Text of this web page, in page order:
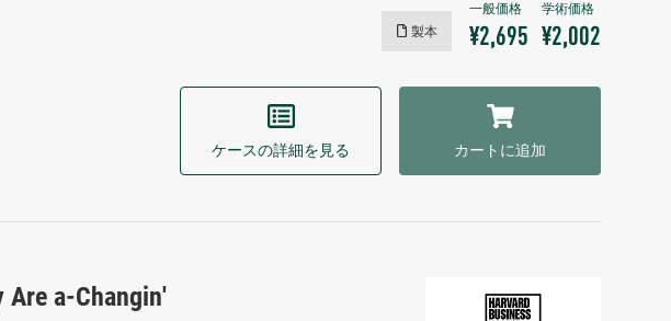
製本 ¥2,695 ¥2,002
ケースの詳細を見る カートに追加
Are a-Changin'